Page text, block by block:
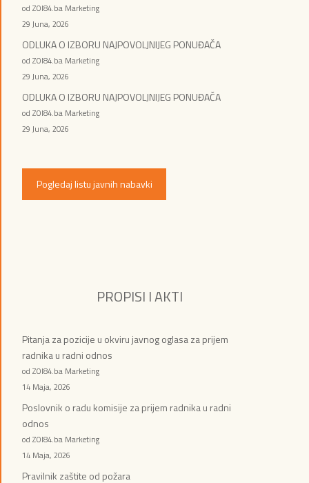
od ZOI84.ba Marketing
29 Juna, 2026
ODLUKA O IZBORU NAJPOVOLJNIJEG PONUĐAČA
od ZOI84.ba Marketing
29 Juna, 2026
ODLUKA O IZBORU NAJPOVOLJNIJEG PONUĐAČA
od ZOI84.ba Marketing
29 Juna, 2026
Pogledaj listu javnih nabavki
PROPISI I AKTI
Pitanja za pozicije u okviru javnog oglasa za prijem
radnika u radni odnos
od ZOI84.ba Marketing
14 Maja, 2026
Poslovnik o radu komisije za prijem radnika u radni
odnos
od ZOI84.ba Marketing
14 Maja, 2026
Pravilnik zaštite od požara